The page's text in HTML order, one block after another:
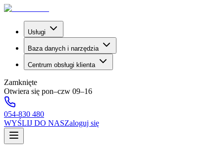
Usługi
Baza danych i narzędzia
Centrum obsługi klienta
Zamknięte
Otwiera się pon–czw 09–16
054-830 480
WYŚLIJ DO NASZaloguj się